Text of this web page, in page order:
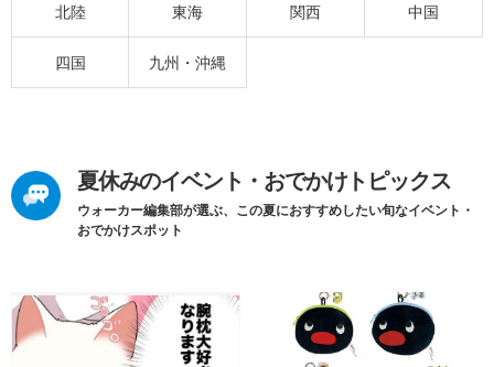
北陸 東海 関西 中国
四国 九州・沖縄
夏休みのイベント・おでかけトピックス
ウォーカー編集部が選ぶ、この夏におすすめしたい旬なイベント・
おでかけスポット